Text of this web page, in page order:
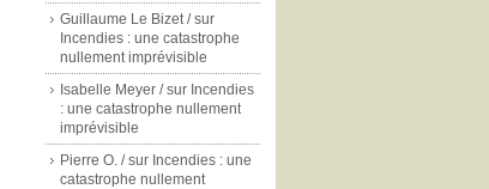
Guillaume Le Bizet /sur
Incendies : une catastrophe
nullement imprévisible
Isabelle Meyer /sur Incendies
: une catastrophe nullement
imprévisible
Pierre O. /sur Incendies : une
catastrophe nullement